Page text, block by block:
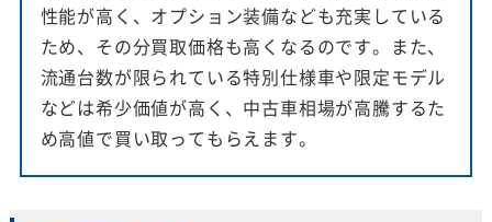
性能が高く、オプション装備なども充実している
ため、その分買取価格も高くなるのです。また、
流通台数が限られている特別仕様車や限定モデル
などは希少価値が高く、中古車相場が高騰するた
め高値で買い取ってもらえます。